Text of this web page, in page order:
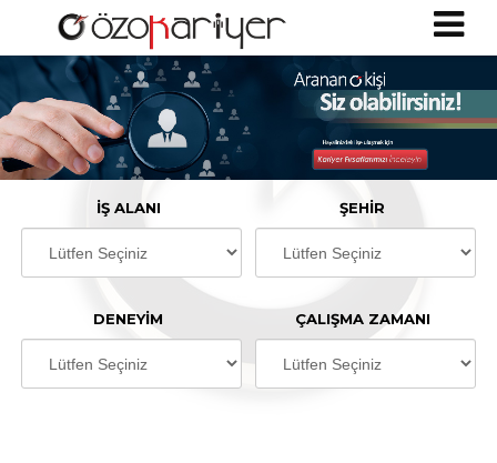
İŞ ALANI ŞEHIR
DENEYIM ÇALIŞMA ZAMANI